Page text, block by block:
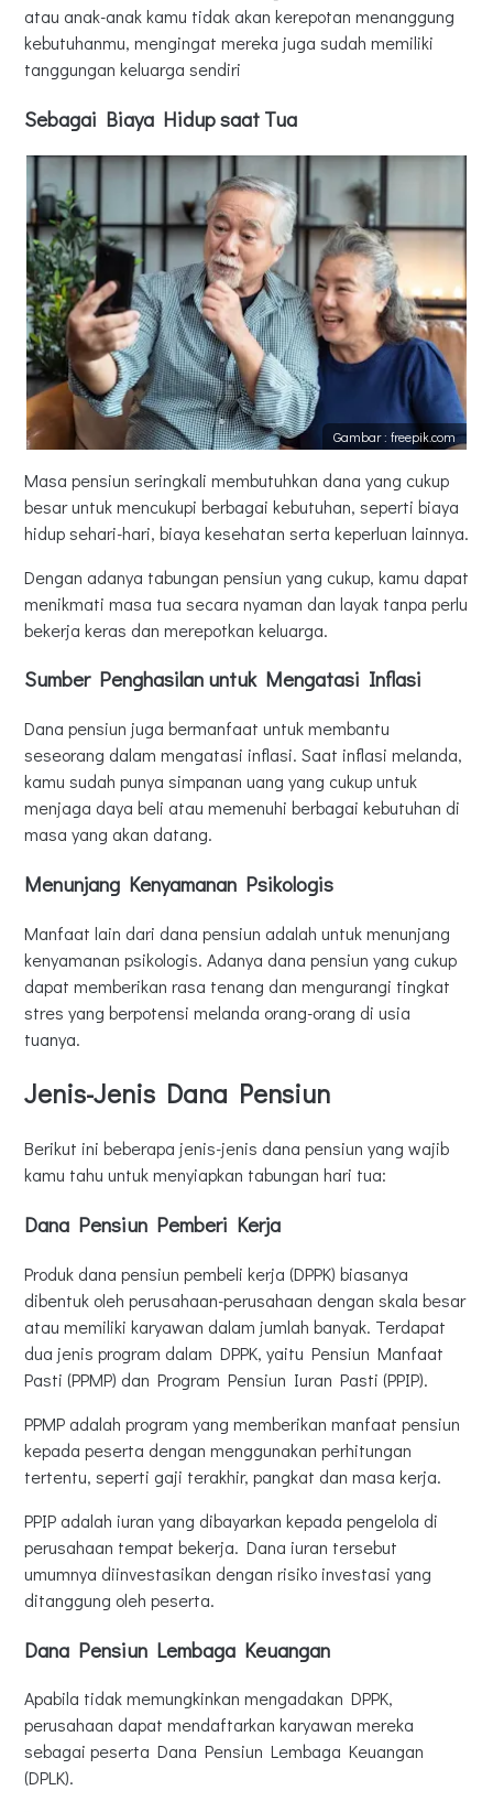
atau anak-anak kamu tidak akan kerepotan menanggung
kebutuhanmu, mengingat mereka juga sudah memiliki
tanggungan keluarga sendiri
Sebagai Biaya Hidup saat Tua
Gambar : freepik.com
Masa pensiun seringkali membutuhkan dana yang cukup
besar untuk mencukupi berbagai kebutuhan, seperti biaya
hidup sehari-hari, biaya kesehatan serta keperluan lainnya.
Dengan adanya tabungan pensiun yang cukup, kamu dapat
menikmati masa tua secara nyaman dan layak tanpa perlu
bekerja keras dan merepotkan keluarga.
Sumber Penghasilan untuk Mengatasi Inflasi
Dana pensiun juga bermanfaat untuk membantu
seseorang dalam mengatasi inflasi. Saat inflasi melanda,
kamu sudah punya simpanan uang yang cukup untuk
menjaga daya beli atau memenuhi berbagai kebutuhan di
masa yang akan datang.
Menunjang Kenyamanan Psikologis
Manfaat lain dari dana pensiun adalah untuk menunjang
kenyamanan psikologis. Adanya dana pensiun yang cukup
dapat memberikan rasa tenang dan mengurangi tingkat
stres yang berpotensi melanda orang-orang di usia
tuanya.
Jenis-Jenis Dana Pensiun
Berikut ini beberapa jenis-jenis dana pensiun yang wajib
kamu tahu untuk menyiapkan tabungan hari tua:
Dana Pensiun Pemberi Kerja
Produk dana pensiun pembeli kerja (DPPK) biasanya
dibentuk oleh perusahaan-perusahaan dengan skala besar
atau memiliki karyawan dalam jumlah banyak. Terdapat
dua jenis program dalam DPPK, yaitu Pensiun Manfaat
Pasti (PPMP) dan Program Pensiun Iuran Pasti (PPIP).
PPMP adalah program yang memberikan manfaat pensiun
kepada peserta dengan menggunakan perhitungan
tertentu, seperti gaji terakhir, pangkat dan masa kerja.
PPIP adalah iuran yang dibayarkan kepada pengelola di
perusahaan tempat bekerja. Dana iuran tersebut
umumnya diinvestasikan dengan risiko investasi yang
ditanggung oleh peserta.
Dana Pensiun Lembaga Keuangan
Apabila tidak memungkinkan mengadakan DPPK,
perusahaan dapat mendaftarkan karyawan mereka
sebagai peserta Dana Pensiun Lembaga Keuangan
(DPLK).